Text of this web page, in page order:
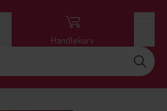
Handlekurv